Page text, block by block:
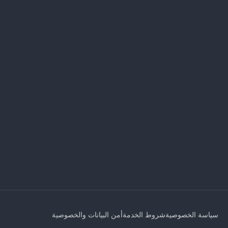
سياسة الخصوصيةشروط الخدمةأمن البيانات والخصوصية